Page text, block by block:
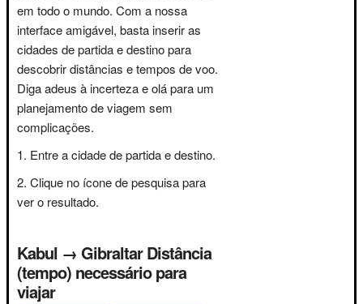
em todo o mundo. Com a nossa
interface amigável, basta inserir as
cidades de partida e destino para
descobrir distâncias e tempos de voo.
Diga adeus à incerteza e olá para um
planejamento de viagem sem
complicações.
Entre a cidade de partida e destino.
Clique no ícone de pesquisa para
ver o resultado.
Kabul → Gibraltar Distância
(tempo) necessário para
viajar